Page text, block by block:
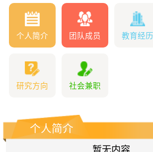
个人简介 团队成员 教育经历
研究方向 社会兼职
个人简介